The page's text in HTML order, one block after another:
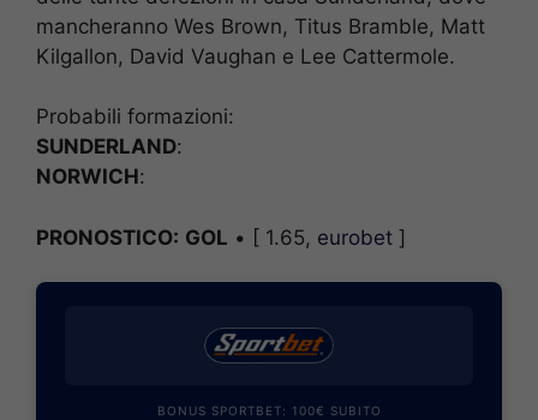
mancheranno Wes Brown, Titus Bramble, Matt
Kilgallon, David Vaughan e Lee Cattermole.
Probabili formazioni:
SUNDERLAND:
NORWICH:
PRONOSTICO: GOL • [ 1.65, eurobet ]
BONUS SPORTBET: 100€ SUBITO